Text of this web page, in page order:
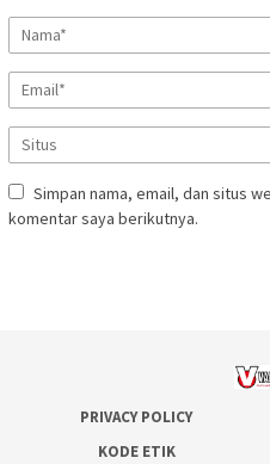
Simpan nama, email, dan situs
komentar saya berikutnya.
PRIVACY POLICY
KODE ETIK